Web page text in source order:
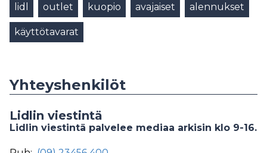
lidl outlet kuopio avajaiset alennukset
käyttötavarat
Yhteyshenkilöt
Lidlin viestintä
Lidlin viestintä palvelee mediaa arkisin klo 9-16.